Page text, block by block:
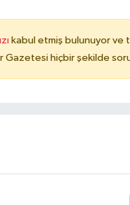
kabul etmiş bulunuyor ve
Gazetesi hiçbir şekilde